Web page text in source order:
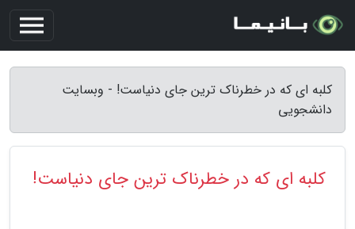
کلبه ای که در خطرناک ترین جای دنیاست! - وبسایت
دانشجویی
کلبه ای که در خطرناک ترین جای دنیاست!